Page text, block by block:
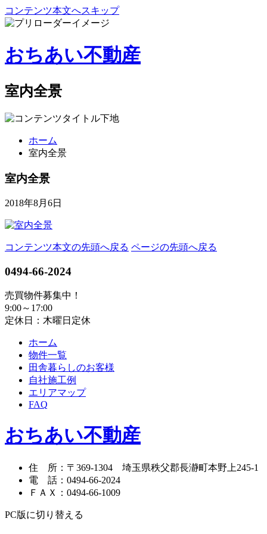
コンテンツ本文へスキップ
おちあい不動産
室内全景
ホーム
室内全景
室内全景
2018年8月6日
コンテンツ本文の先頭へ戻る ページの先頭へ戻る
0494-66-2024
売買物件募集中！
9:00～17:00
定休日：木曜日定休
ホーム
物件一覧
田舎暮らしのお客様
自社施工例
エリアマップ
FAQ
おちあい不動産
住 所 ： 〒369-1304 埼玉県秩父郡長瀞町本野上245-1
電 話 ： 0494-66-2024
ＦＡＸ
： 0494-66-1009
PC版に切り替える